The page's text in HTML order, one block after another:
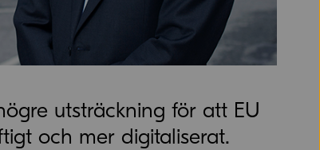
utsträckning för att EU
och mer digitaliserat.